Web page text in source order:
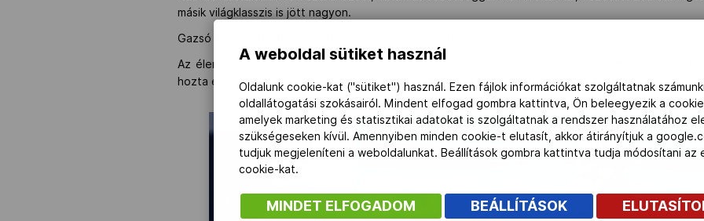
másik világklasszis is jött nagyon.
Gazsó közben feljött negyediknek, és célba vehette a dobogót.
Az élen Carrington tovahaladt, fél hajónyira is növelte az előnyét, nem lehetett megverni,
hozta el az ezüstérmet 1.08-as hátránnyal, Gazsó pedig a hatodik helyen zárt 3.38-cal lemaradva.
A weboldal sütiket használ
Oldalunk cookie-kat ("sütiket") használ. Ezen fájlok információkat szolgáltatnak
oldallátogatási szokásairól. Mindent elfogad gombra kattintva, Ön beleegyezik a
amelyek marketing és statisztikai adatokat is szolgáltatnak a rendszer használatához
szükségeseken kívül. Amennyiben minden cookie-t elutasít, akkor átirányítjuk a
tudjuk megjeleníteni a weboldalunkat. Beállítások gombra kattintva tudja módosítani
cookie-kat.
MINDET ELFOGADOM BEÁLLÍTÁSOK